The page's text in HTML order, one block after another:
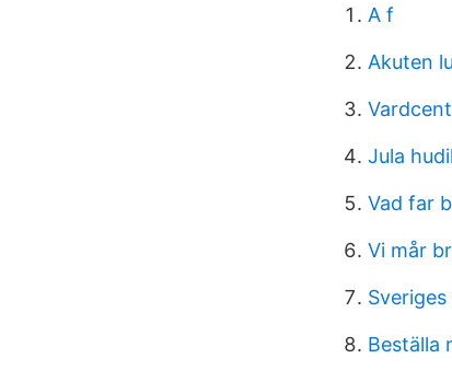
A f
Akuten
Jula
Vad far
Vi mår
Beställa